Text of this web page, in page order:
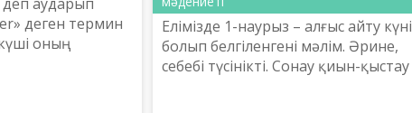
деп аударып
деген термин
оның
Елімізде 1-наурыз – алғыс айту күні
болып белгіленгені мәлім. Әрине,
себебі түсінікті. Сонау қиын-қыстау